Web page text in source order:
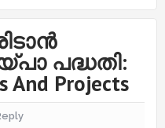
പദ്ധതി:
And Projects